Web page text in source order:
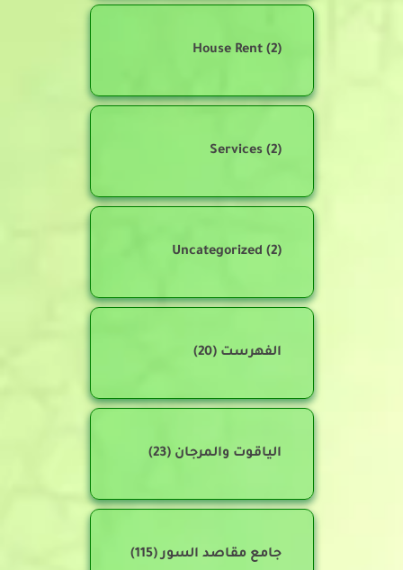
House Rent(2)
Services(2)
Uncategorized (2)
الفهرست (20)
الياقوت والمرجان (23)
جامع مقاصد السور(115)